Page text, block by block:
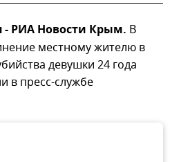
РИА Новости Крым. В
местному жителю в
девушки 24 года
в пресс-службе